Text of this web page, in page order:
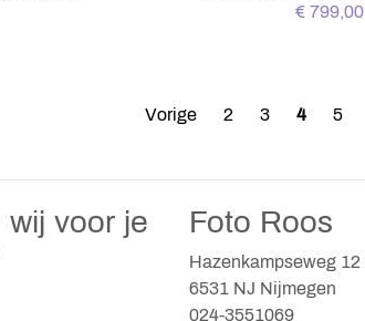
€ 799,00
Vorige 2 3 4 5
wij voor je
Foto Roos
Hazenkampseweg 12
6531 NJ Nijmegen
024-3551069